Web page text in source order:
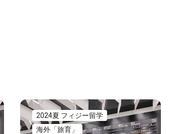
2024夏 フィジー留学
海外「旅育」